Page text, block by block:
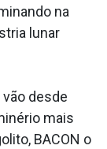
na
lunar
desde
mais
BACON o